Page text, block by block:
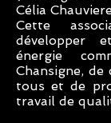
Célia
Cette
développer
énergie
Chansigne,
tous et de
travail de